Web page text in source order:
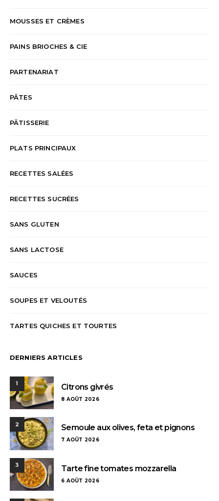
MOUSSES ET CRÈMES
PAINS BRIOCHES & CIE
PARTENARIAT
PÂTES
PÂTISSERIE
PLATS PRINCIPAUX
RECETTES SALÉES
RECETTES SUCRÉES
SANS GLUTEN
SANS LACTOSE
SAUCES
SOUPES ET VELOUTÉS
TARTES QUICHES ET TOURTES
DERNIERS ARTICLES
1 Citrons givrés
8 AOÛT 2026
2 Semoule aux olives, feta et pignons
7 AOÛT 2026
3 Tarte fine tomates mozzarella
6 AOÛT 2026